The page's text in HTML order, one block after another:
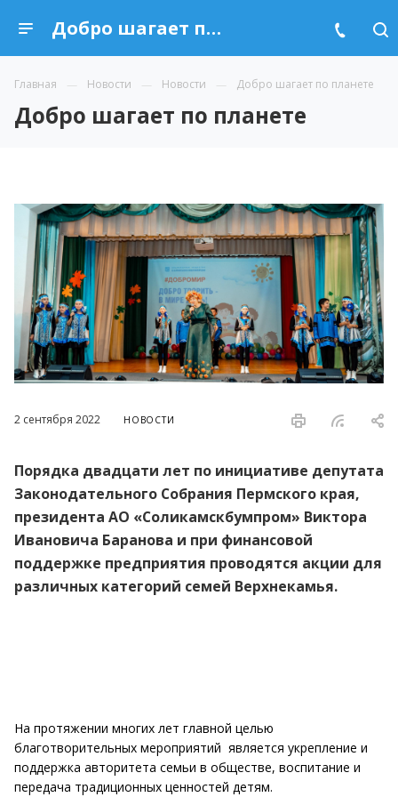
Добро шагает по планете
Главная Новости Новости Добро шагает по планете
Добро шагает по планете
2 сентября 2022 НОВОСТИ
Порядка двадцати лет по инициативе депутата
Законодательного Собрания Пермского края,
президента АО «Соликамскбумпром» Виктора
Ивановича Баранова и при финансовой
поддержке предприятия проводятся акции для
различных категорий семей Верхнекамья.
На протяжении многих лет главной целью
благотворительных мероприятий является укрепление и
поддержка авторитета семьи в обществе, воспитание и
передача традиционных ценностей детям.